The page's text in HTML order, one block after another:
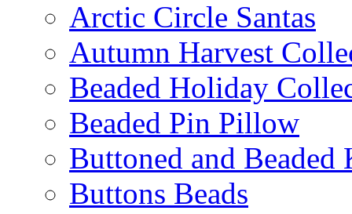
Arctic Circle Santas
Autumn Harvest
Beaded Holiday
Beaded Pin Pillow
Buttoned and Beaded
Buttons Beads